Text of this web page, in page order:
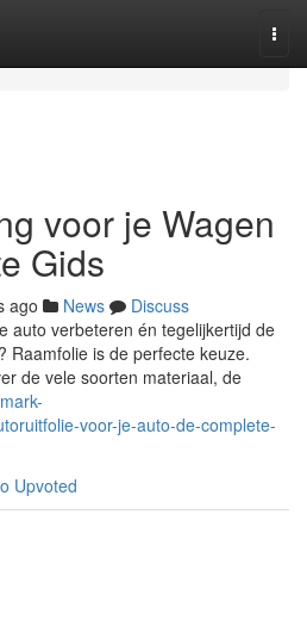
voor je Wagen
Gids
ago News
Discuss
auto verbeteren én tegelijkertijd de
Raamfolie is de perfecte keuze.
de vele soorten materiaal, de
voor-je-auto-de-complete-
Upvoted